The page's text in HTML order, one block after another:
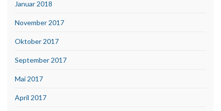
Januar 2018
November 2017
Oktober 2017
September 2017
Mai 2017
April 2017